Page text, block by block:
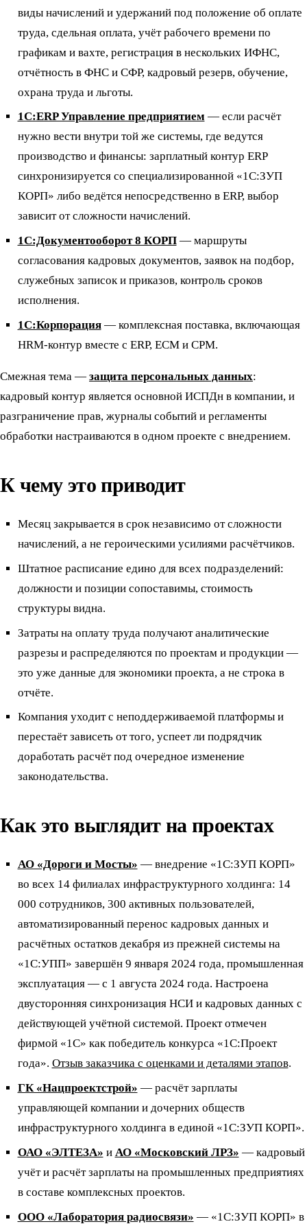
виды начислений и удержаний под положение об оплате
труда, сдельная оплата, учёт рабочего времени по
графикам и вахте, регистрация в нескольких ИФНС,
отчётность в ФНС и СФР, кадровый резерв, обучение,
охрана труда и льготы.
1С:ERP Управление предприятием — если расчёт
нужно вести внутри той же системы, где ведутся
производство и финансы: зарплатный контур ERP
синхронизируется со специализированной «1С:ЗУП
КОРП» либо ведётся непосредственно в ERP, выбор
зависит от сложности начислений.
1С:Документооборот 8 КОРП— маршруты
согласования кадровых документов, заявок на подбор,
служебных записок и приказов, контроль сроков
исполнения.
1С:Корпорация— комплексная поставка, включающая
HRM-контур вместе с ERP, ECM и CPM.
Смежная тема — защита персональных данных:
кадровый контур является основной ИСПДн в компании, и
разграничение прав, журналы событий и регламенты
обработки настраиваются в одном проекте с внедрением.
К чему это приводит
Месяц закрывается в срок независимо от сложности
начислений, а не героическими усилиями расчётчиков.
Штатное расписание едино для всех подразделений:
должности и позиции сопоставимы, стоимость
структуры видна.
Затраты на оплату труда получают аналитические
разрезы и распределяются по проектам и продукции —
это уже данные для экономики проекта, а не строка в
отчёте.
Компания уходит с неподдерживаемой платформы и
перестаёт зависеть от того, успеет ли подрядчик
доработать расчёт под очередное изменение
законодательства.
Как это выглядит на проектах
АО «Дороги и Мосты» — внедрение «1С:ЗУП КОРП»
во всех 14 филиалах инфраструктурного холдинга: 14
000 сотрудников, 300 активных пользователей,
автоматизированный перенос кадровых данных и
расчётных остатков декабря из прежней системы на
«1С:УПП» завершён 9 января 2024 года, промышленная
эксплуатация — с 1 августа 2024 года. Настроена
двусторонняя синхронизация НСИ и кадровых данных с
действующей учётной системой. Проект отмечен
фирмой «1С» как победитель конкурса «1С:Проект
года». Отзыв заказчика с оценками и деталями этапов.
ГК «Нацпроектстрой» — расчёт зарплаты
управляющей компании и дочерних обществ
инфраструктурного холдинга в единой «1С:ЗУП КОРП».
ОАО «ЭЛТЕЗА» и АО «Московский ЛРЗ» — кадровый
учёт и расчёт зарплаты на промышленных предприятиях
в составе комплексных проектов.
ООО «Лаборатория радиосвязи» — «1С:ЗУП КОРП» в